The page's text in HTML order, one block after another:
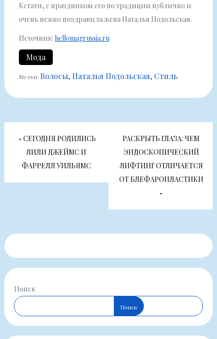
Кстати, с праздником его по традиции публично и
очень нежно поздравила жена Наталья Подольская.
Источник: hellomagrussia.ru
Мода
Метки: Волосы Наталья Подольская Стиль
Навигация
по
записям
СЕГОДНЯ РОДИЛИСЬ
ЛИЛИ ДЖЕЙМС И
ФАРРЕЛЛ УИЛЬЯМС
РАСКРЫТЬ ГЛАЗА: ЧЕМ
ЭНДОСКОПИЧЕСКИЙ
ЛИФТИНГ ОТЛИЧАЕТСЯ
ОТ БЛЕФАРОПЛАСТИКИ
Поиск
Поиск